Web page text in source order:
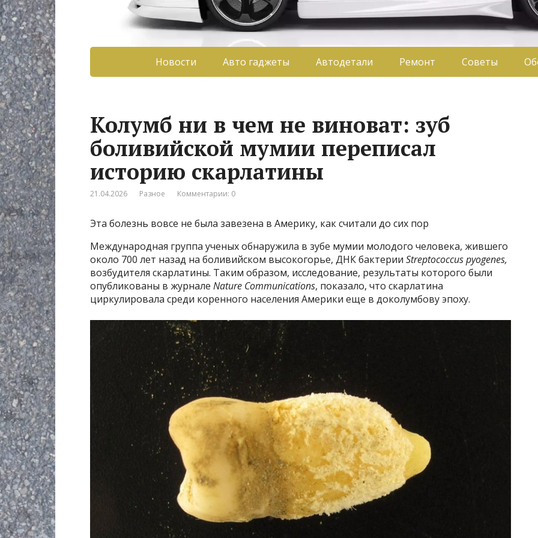
Новости Авто гаджеты Автодетали Ремонт Советы
Колумб ни в чем не виноват: зуб
боливийской мумии переписал
историю скарлатины
21.04.2026 Разное Комментарии: 0
Эта болезнь вовсе не была завезена в Америку, как считали до сих пор
Международная группа ученых обнаружила в зубе мумии молодого человека, жившего
около 700 лет назад на боливийском высокогорье, ДНК бактерии Streptococcus pyogenes,
возбудителя скарлатины. Таким образом, исследование, результаты которого были
опубликованы в журнале Nature Communications, показало, что скарлатина
циркулировала среди коренного населения Америки еще в доколумбову эпоху.